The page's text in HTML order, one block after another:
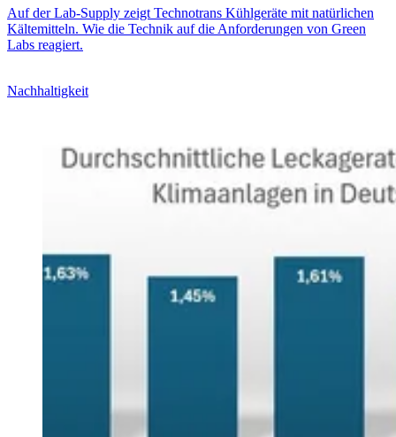
Auf der Lab-Supply zeigt Technotrans Kühlgeräte mit natürlichen
Kältemitteln. Wie die Technik auf die Anforderungen von Green
Labs reagiert.
Nachhaltigkeit